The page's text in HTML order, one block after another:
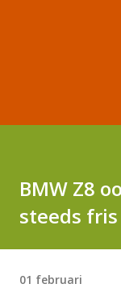
BMW Z8
steeds fris
01 februari